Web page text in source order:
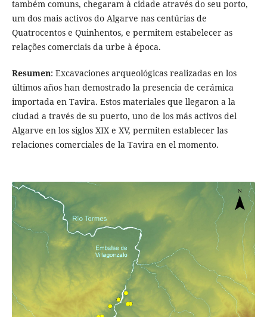
também comuns, chegaram à cidade através do seu porto,
um dos mais activos do Algarve nas centúrias de
Quatrocentos e Quinhentos, e permitem estabelecer as
relações comerciais da urbe à época.
Resumen: Excavaciones arqueológicas realizadas en los
últimos años han demostrado la presencia de cerámica
importada en Tavira. Estos materiales que llegaron a la
ciudad a través de su puerto, uno de los más activos del
Algarve en los siglos XIX e XV, permiten establecer las
relaciones comerciales de la Tavira en el momento.